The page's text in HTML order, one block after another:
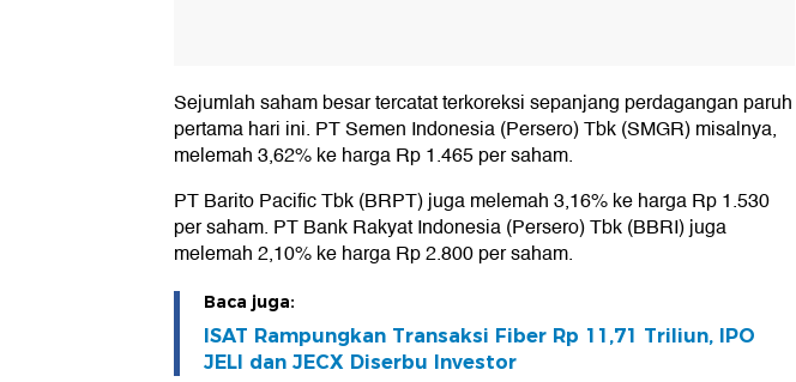
Sejumlah saham besar tercatat terkoreksi sepanjang perdagangan paruh
pertama hari ini. PT Semen Indonesia (Persero) Tbk (SMGR) misalnya,
melemah 3,62% ke harga Rp 1.465 per saham.
PT Barito Pacific Tbk (BRPT) juga melemah 3,16% ke harga Rp 1.530
per saham. PT Bank Rakyat Indonesia (Persero) Tbk (BBRI) juga
melemah 2,10% ke harga Rp 2.800 per saham.
Baca juga:
ISAT Rampungkan Transaksi Fiber Rp 11,71 Triliun, IPO
JELI dan JECX Diserbu Investor